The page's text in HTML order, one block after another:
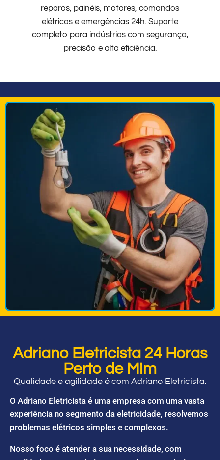
reparos, painéis, motores, comandos
elétricos e emergências 24h. Suporte
completo para indústrias com segurança,
precisão e alta eficiência.
Adriano Eletricista 24 Horas
Perto de Mim
Qualidade e agilidade é com Adriano Eletricista.
O Adriano Eletricista é uma empresa com uma vasta
experiência no segmento da eletricidade, resolvemos
problemas elétricos simples e complexos.
Nosso foco é atender a sua necessidade, com